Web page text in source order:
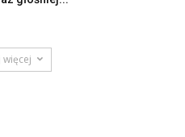
więcej